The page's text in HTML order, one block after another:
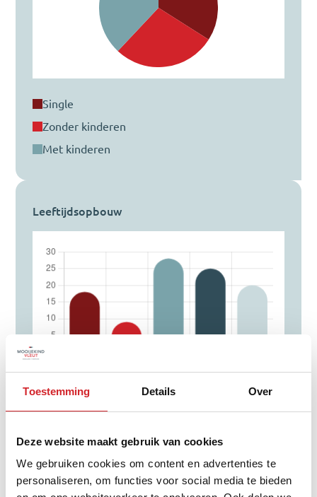
Toestemming Details Over
Deze website maakt gebruik van cookies
We gebruiken cookies om content en advertenties te
personaliseren, om functies voor social media te bieden
single
zonder kinderen
met kinderen
Leeftijdsopbouw
0 - 14 jaar
25 - 44 jaar
45 - 64 jaar
65+ jaar